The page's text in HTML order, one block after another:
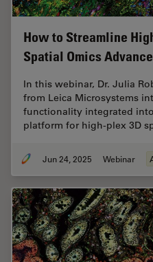
How to Streamline
Spatial Omics
In this webinar, Dr. Julia
from Leica Microsystems
functionality integrated
platform for high-plex 3D
Jun 24, 2025 Webinar